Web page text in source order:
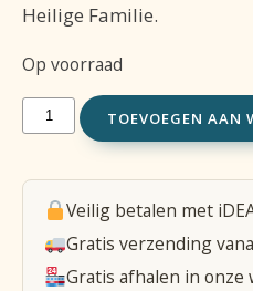
Heilige Familie.
Op voorraad
Noveenkaars
glas
wit
TOEVOEGEN AAN
Veilig betalen met
Gratis verzending
Gratis afhalen in onze